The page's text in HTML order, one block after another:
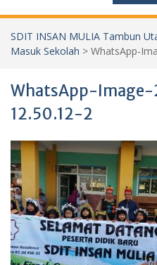
SDIT INSAN MULIA Tambun
Masuk Sekolah > WhatsApp-
WhatsApp-
12.50.12-2